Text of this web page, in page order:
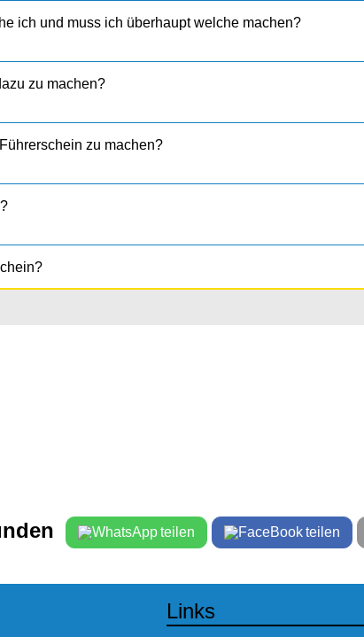
ich und muss ich überhaupt welche machen?
zu machen?
zu machen?
teilen teilen
Links